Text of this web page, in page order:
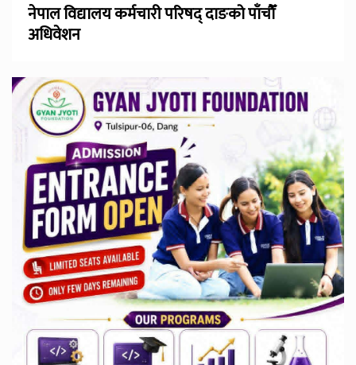
नेपाल विद्यालय कर्मचारी परिषद् दाङको पाँचौँ
अधिवेशन